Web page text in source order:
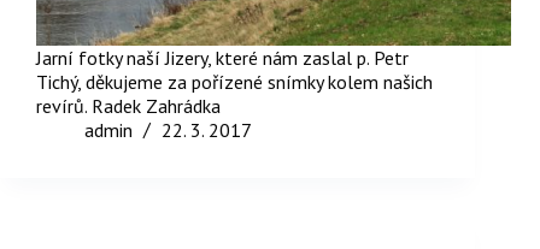
Jarní fotky naší Jizery, které nám zaslal p. Petr
Tichý, děkujeme za pořízené snímky kolem našich
revírů. Radek Zahrádka
admin
22. 3. 2017